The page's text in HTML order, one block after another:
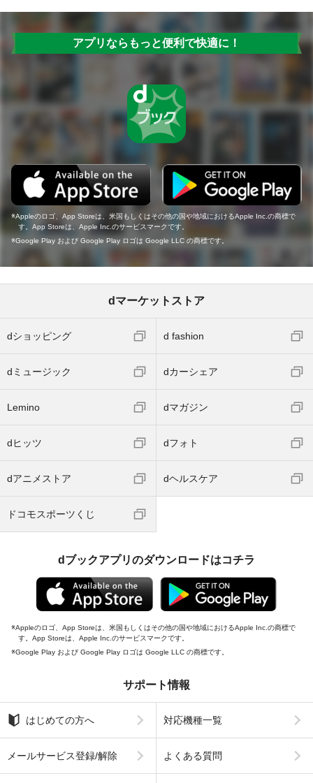
アプリならもっと便利で快適に！
Appleのロゴ、App Storeは、米国もしくはその他の国や地域におけるApple Inc.の商標で
す。App Storeは、Apple Inc.のサービスマークです。
Google Play および Google Play ロゴは Google LLC の商標です。
dマーケットストア
dショッピング d fashion
dミュージック dカーシェア
Lemino dマガジン
dヒッツ dフォト
dアニメストア dヘルスケア
ドコモスポーツくじ
dブックアプリのダウンロードはコチラ
Appleのロゴ、App Storeは、米国もしくはその他の国や地域におけるApple Inc.の商標で
す。App Storeは、Apple Inc.のサービスマークです。
Google Play および Google Play ロゴは Google LLC の商標です。
サポート情報
はじめての方へ 対応機種一覧
メールサービス登録/解除 よくある質問